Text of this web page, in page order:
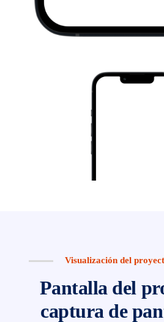
Visualización del
Pantalla del
captura de